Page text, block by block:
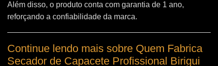
Além disso, o produto conta com garantia de 1 ano,
reforçando a confiabilidade da marca.
Continue lendo mais sobre Quem Fabrica
Secador de Capacete Profissional Birigui